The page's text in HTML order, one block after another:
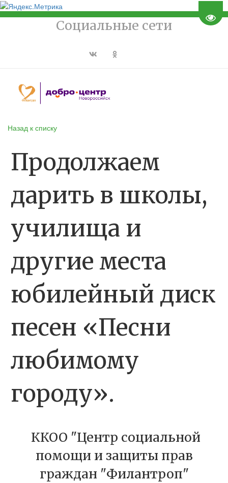
Социальные сети
Назад к списку
Продолжаем
дарить в школы,
училища и
другие места
юбилейный диск
песен «Песни
любимому
городу».
ККОО "Центр социальной
помощи и защиты прав
граждан "Филантроп"